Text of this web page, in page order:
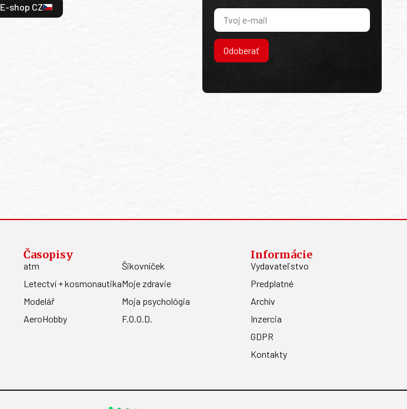
E-shop CZ
Odoberať
Časopisy
atm
Letectví + kosmonautika
Modelář
AeroHobby
Šikovníček
Moje zdravie
Moja psychológia
F.O.O.D.
Informácie
Vydavateľstvo
Predplatné
Archív
Inzercia
GDPR
Kontakty